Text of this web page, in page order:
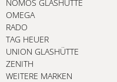
NOMOS GLASHÜTTE
OMEGA
RADO
TAG HEUER
UNION GLASHÜTTE
ZENITH
WEITERE MARKEN